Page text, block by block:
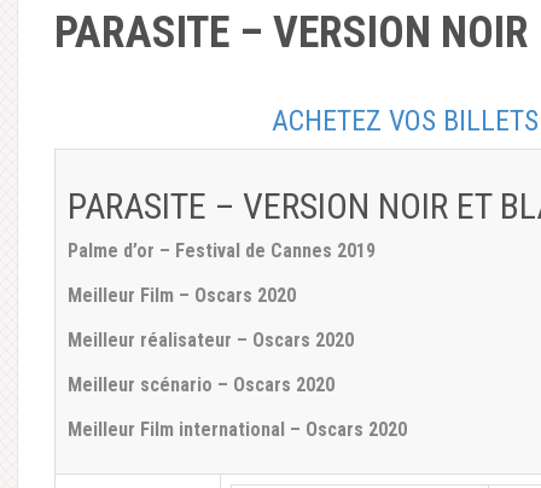
PARASITE – VERSION
ACHETEZ VOS
PARASITE – VERSION NOIR ET
Palme d’or – Festival de Cannes 2019
Meilleur Film – Oscars 2020
Meilleur réalisateur – Oscars 2020
Meilleur scénario – Oscars 2020
Meilleur Film international – Oscars 2020